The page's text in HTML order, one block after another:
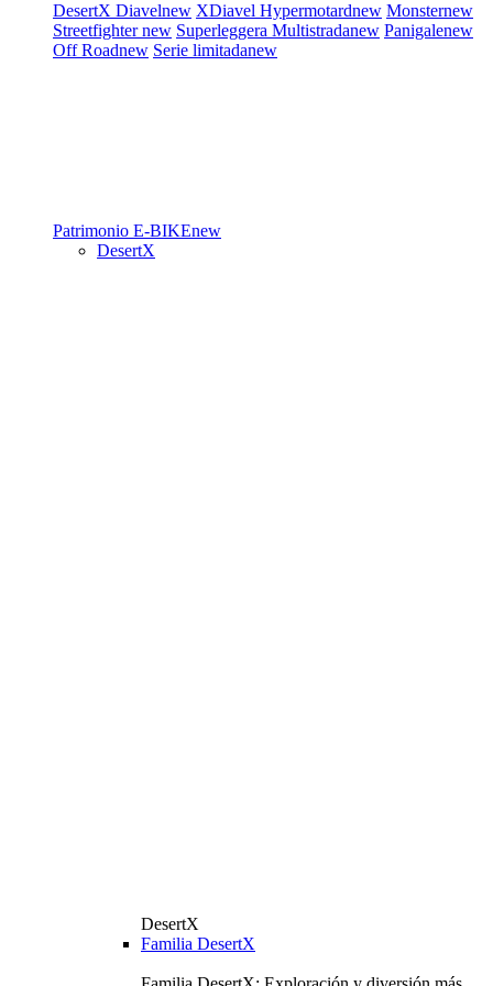
DesertX Diavelnew XDiavel Hypermotardnew Monsternew
Streetfighternew Superleggera Multistradanew Panigalenew
Off Roadnew Serie limitadanew
Patrimonio E-BIKEnew
DesertX
DesertX
Familia DesertX